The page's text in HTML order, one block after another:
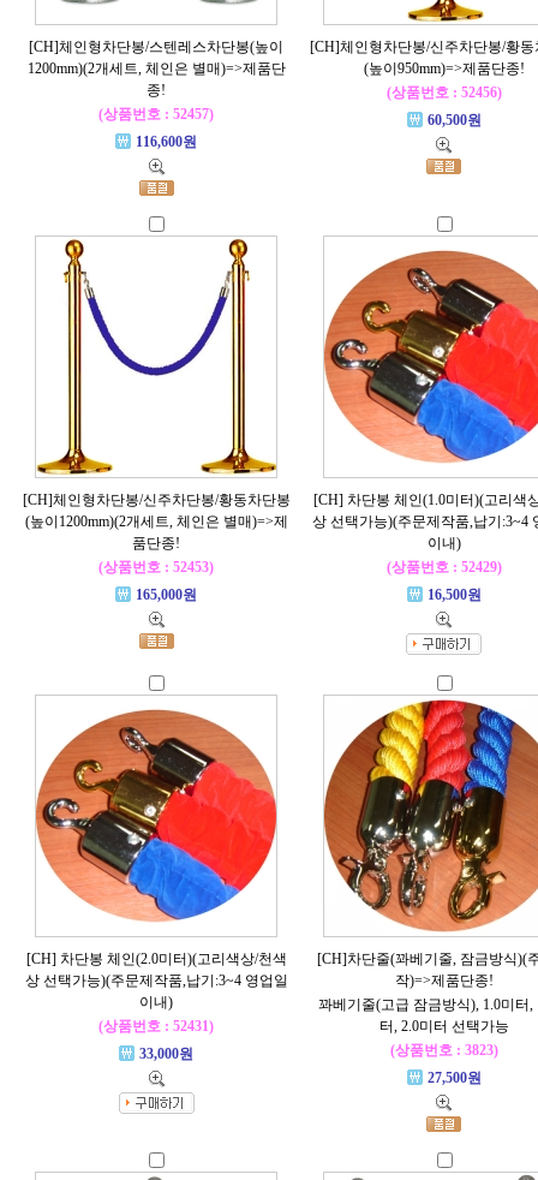
[CH]체인형차단봉/스텐레스차단봉(높이
1200mm)(2개세트, 체인은 별매)=>제품단
종!
(상품번호 : 52457)
116,600원
[CH]체인형차단봉/신주차단봉/황동
(높이950mm)=>제품단종!
(상품번호 : 52456)
60,500원
[CH]체인형차단봉/신주차단봉/황동차단봉
(높이1200mm)(2개세트, 체인은 별매)=>제
품단종!
(상품번호 : 52453)
165,000원
[CH] 차단봉 체인(1.0미터)(고리색
상 선택가능)(주문제작품,납기:3~4
이내)
(상품번호 : 52429)
16,500원
[CH] 차단봉 체인(2.0미터)(고리색상/천색
상 선택가능)(주문제작품,납기:3~4 영업일
이내)
(상품번호 : 52431)
33,000원
[CH]차단줄(꽈베기줄, 잠금방식)(
작)=>제품단종!
꽈베기줄(고급 잠금방식), 1.0미터,
터, 2.0미터 선택가능
(상품번호 : 3823)
27,500원